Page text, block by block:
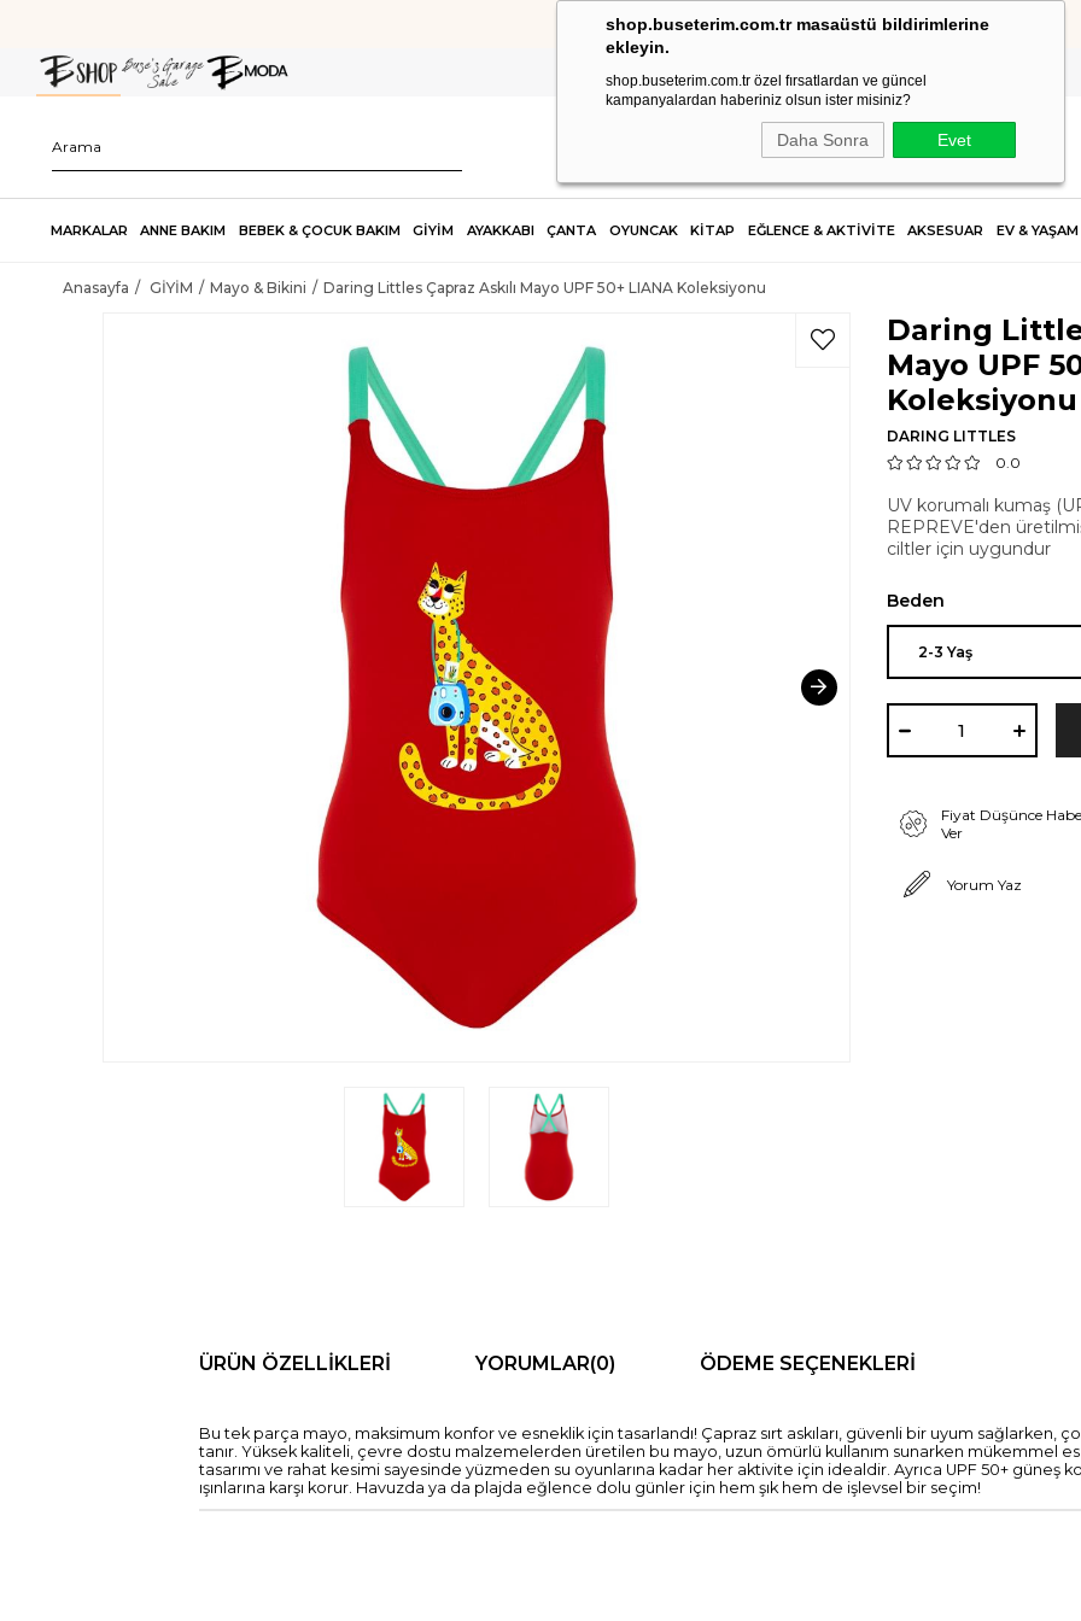
shop.buseterim.com.tr masaüstü bildirimlerine
ekleyin.
shop.buseterim.com.tr özel fırsatlardan ve güncel
kampanyalardan haberiniz olsun ister misiniz?
Daha Sonra Evet
HIZLI KARGO
MARKALAR ANNE BAKIM BEBEK & ÇOCUK BAKIM GİYİM AYAKKABI ÇANTA OYUNCAK KİTAP EĞLENCE & AKTİVİTE AKSESUAR EV & YAŞAM
Anasayfa GİYİM Mayo & Bikini Daring Littles Çapraz Askılı Mayo UPF 50+ LIANA Koleksiyonu
Daring
Mayo UPF
Koleksiyonu
DARING LITTLES
0.0
UV korumalı kumaş
REPREVE'den
ciltler için uygundur
Beden
Fiyat Düşünce
Ver
Yorum Yaz
ÜRÜN ÖZELLIKLERI YORUMLAR(0) ÖDEME SEÇENEKLERI
Bu tek parça mayo, maksimum konfor ve esneklik için tasarlandı! Çapraz sırt askıları, güvenli bir uyum sağlarken,
tanır. Yüksek kaliteli, çevre dostu malzemelerden üretilen bu mayo, uzun ömürlü kullanım sunarken mükemmel
tasarımı ve rahat kesimi sayesinde yüzmeden su oyunlarına kadar her aktivite için idealdir. Ayrıca UPF 50+ güneş
ışınlarına karşı korur. Havuzda ya da plajda eğlence dolu günler için hem şık hem de işlevsel bir seçim!